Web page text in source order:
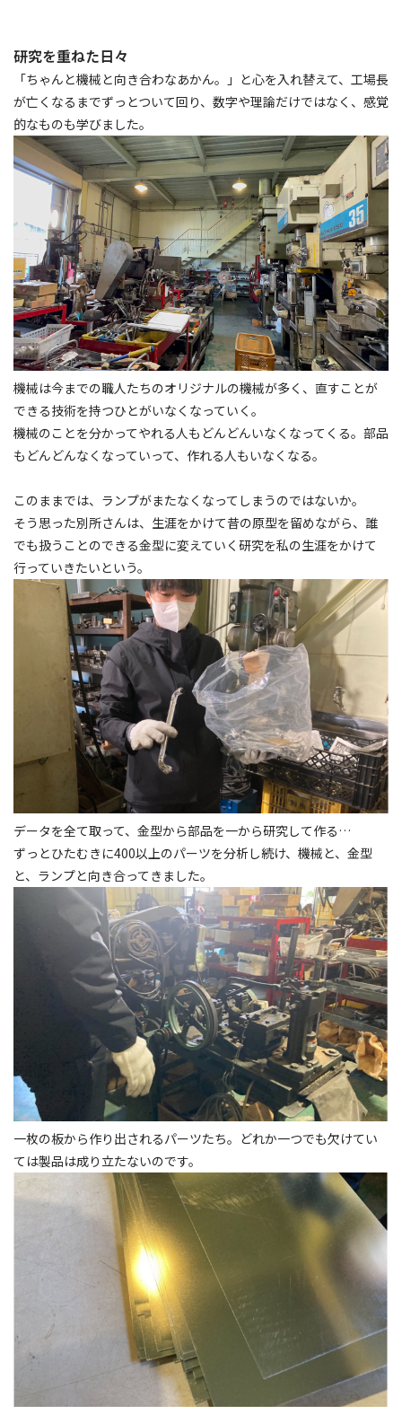
研究を重ねた日々
「ちゃんと機械と向き合わなあかん。」と心を入れ替えて、工場長
が亡くなるまでずっとついて回り、数字や理論だけではなく、感覚
的なものも学びました。
機械は今までの職人たちのオリジナルの機械が多く、直すことが
できる技術を持つひとがいなくなっていく。
機械のことを分かってやれる人もどんどんいなくなってくる。部品
もどんどんなくなっていって、作れる人もいなくなる。
このままでは、ランプがまたなくなってしまうのではないか。
そう思った別所さんは、生涯をかけて昔の原型を留めながら、誰
でも扱うことのできる金型に変えていく研究を私の生涯をかけて
行っていきたいという。
データを全て取って、金型から部品を一から研究して作る…
ずっとひたむきに400以上のパーツを分析し続け、機械と、金型
と、ランプと向き合ってきました。
一枚の板から作り出されるパーツたち。どれか一つでも欠けてい
ては製品は成り立たないのです。